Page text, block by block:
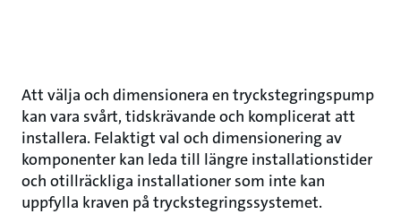
Att välja och dimensionera en tryckstegringspump
kan vara svårt, tidskrävande och komplicerat att
installera. Felaktigt val och dimensionering av
komponenter kan leda till längre installationstider
och otillräckliga installationer som inte kan
uppfylla kraven på tryckstegringssystemet.